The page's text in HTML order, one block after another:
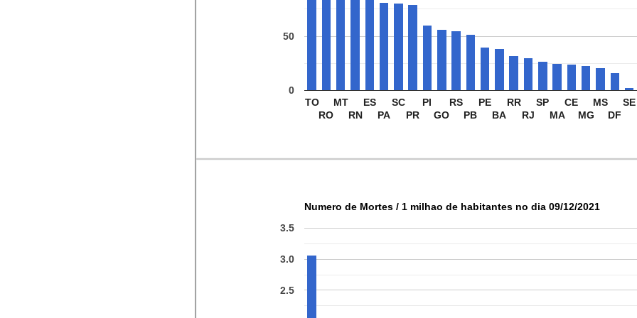
TO
RO
MT
RN
ES
PA
SC
PR
PI
GO
RS
PB
PE
BA
RR
RJ
SP
MA
CE
MG
MS
DF
SE
0
50
Numero de Mortes / 1 milhao de habitantes no dia 09/12/2021
2.5
3.0
3.5